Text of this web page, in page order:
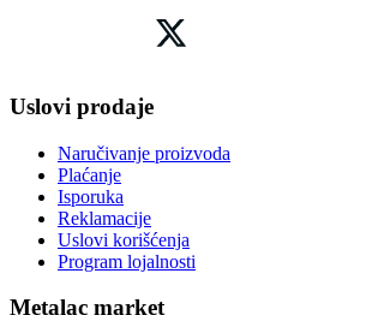
Uslovi prodaje
Naručivanje proizvoda
Plaćanje
Isporuka
Reklamacije
Uslovi korišćenja
Program lojalnosti
Metalac market